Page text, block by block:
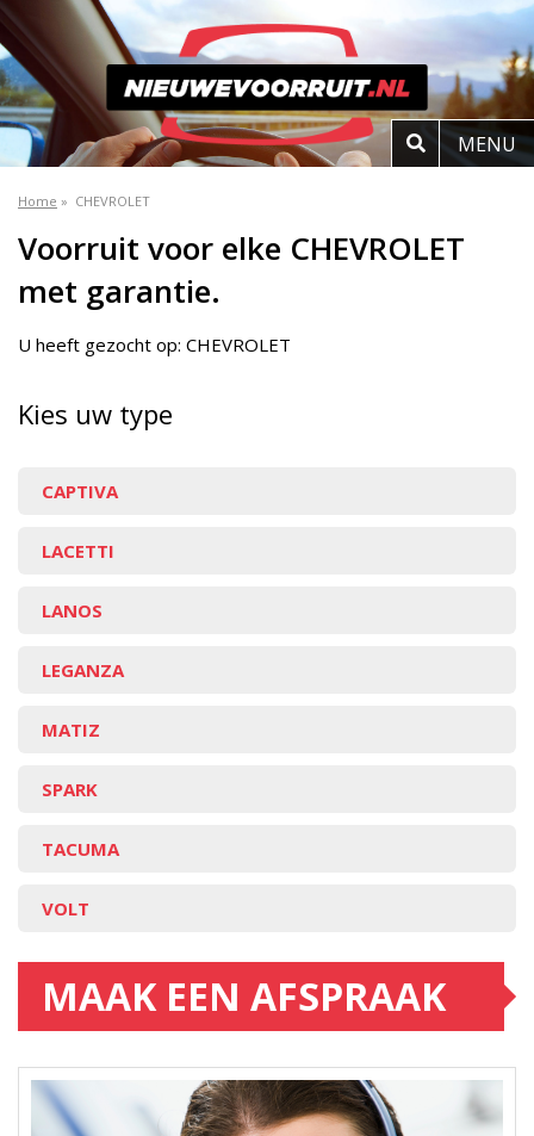
MENU
Home » CHEVROLET
Voorruit voor elke CHEVROLET
met garantie.
U heeft gezocht op: CHEVROLET
Kies uw type
CAPTIVA
LACETTI
LANOS
LEGANZA
MATIZ
SPARK
TACUMA
VOLT
MAAK EEN AFSPRAAK